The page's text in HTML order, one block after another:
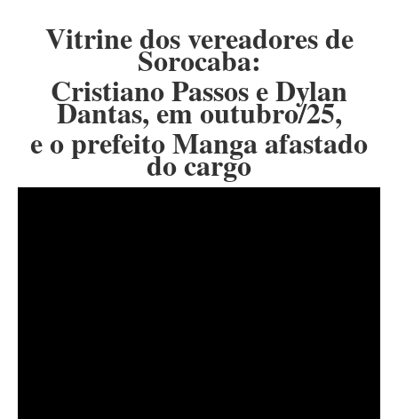
Vitrine dos vereadores de
Sorocaba:
Cristiano Passos e Dylan
Dantas, em outubro/25,
e o prefeito Manga afastado
do cargo